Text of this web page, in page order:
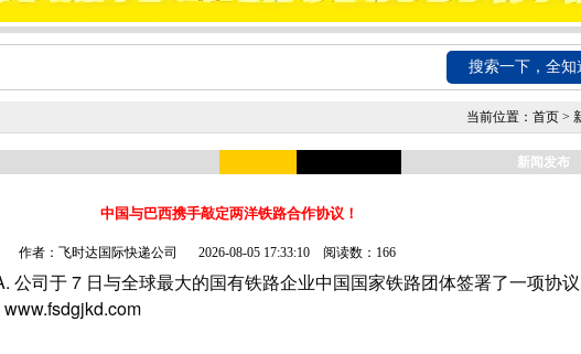
搜索一下，全知
当前位置： 首页 >
新闻发布
中国与巴西携手敲定两洋铁路合作协议！
作者：飞时达国际快递公司 2026-08-05 17:33:10 阅读数：166
公司于 7 日与全球最大的国有铁路企业中国国家铁路团体签署了一项协议